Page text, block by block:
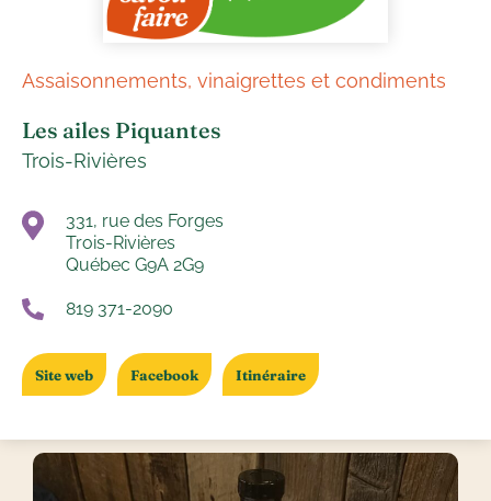
Assaisonnements, vinaigrettes et condiments
Les ailes Piquantes
Trois-Rivières
331, rue des Forges
Trois-Rivières
Québec G9A 2G9
819 371-2090
Site web Facebook Itinéraire